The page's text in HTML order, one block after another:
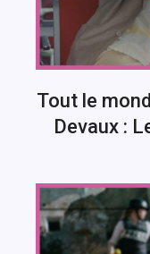
Tout le
Devaux :